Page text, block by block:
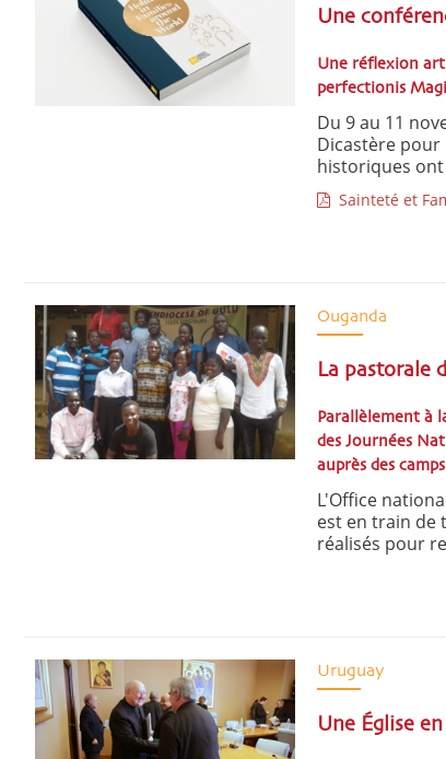
Une
Une réflexion
perfectionis
Du 9 au 11
Dicastère pour
historiques ont
Sainteté et
Ouganda
La pastorale
Parallèlement à
des Journées
auprès des
L'Office
est en train de
réalisés pour
Uruguay
Une Église